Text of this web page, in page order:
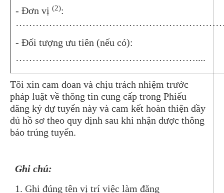
- Đơn vị(2):
- Đối tượng ưu tiên (nếu có):
………………………………………………....
Tôi xin cam đoan và chịu trách nhiệm trước
pháp luật về thông tin cung cấp trong Phiếu
đăng ký dự tuyển này và cam kết hoàn thiện đầy
đủ hồ sơ theo quy định sau khi nhận được thông
báo trúng tuyển.
Ghi chú:
1. Ghi đúng tên vị trí việc làm đăng